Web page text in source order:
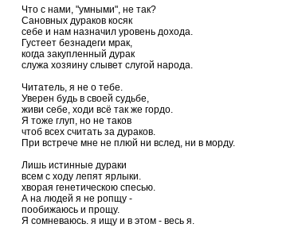
Что с нами, "умными", не так?
Сановных дураков косяк
себе и нам назначил уровень дохода.
Густеет безнадеги мрак,
когда закупленный дурак
служа хозяину слывет слугой народа.
Читатель, я не о тебе.
Уверен будь в своей судьбе,
живи себе, ходи всё так же гордо.
Я тоже глуп, но не таков
чтоб всех считать за дураков.
При встрече мне не плюй ни вслед, ни в морду.
Лишь истинные дураки
всем с ходу лепят ярлыки.
хворая генетическою спесью.
А на людей я не ропщу -
пообижаюсь и прощу.
Я сомневаюсь. я ищу и в этом - весь я.